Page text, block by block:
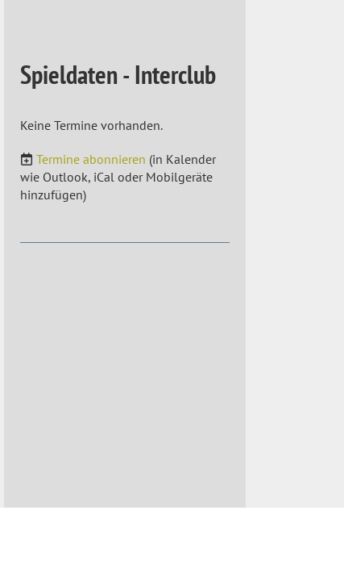
Spieldaten - Interclub
Keine Termine vorhanden.
Termine abonnieren (in Kalender
wie Outlook, iCal oder Mobilgeräte
hinzufügen)